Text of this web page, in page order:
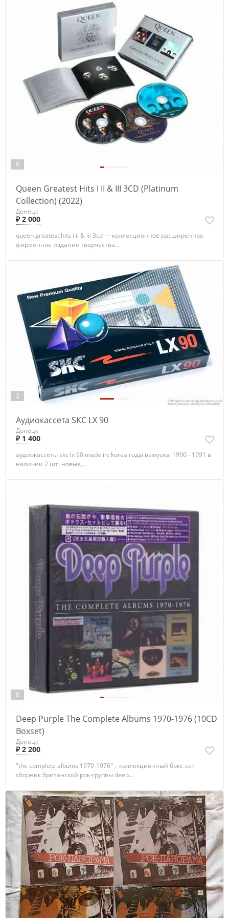
8
Queen Greatest Hits I II & III 3CD (Platinum
Collection) (2022)
Донецк
₽ 2 000
queen greatest hits i ii & iii 3cd — коллекционное расширенное
фирменное издание творчества...
2
Аудиокассета SKC LX 90
Донецк
₽ 1 400
аудиокассеты skc lx 90 made in: korea годы выпуска: 1990 - 1991 в
наличии 2 шт. новые,...
8
Deep Purple The Complete Albums 1970-1976 (10CD
Boxset)
Донецк
₽ 2 200
"the complete albums 1970-1976" – коллекционный бокс-сет
сборник британской рок-группы deep...